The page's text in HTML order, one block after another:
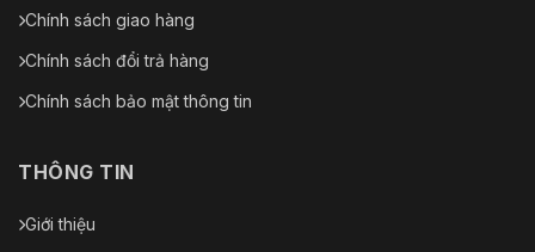
Chính sách giao hàng
Chính sách đổi trả hàng
Chính sách bảo mật thông tin
THÔNG TIN
Giới thiệu